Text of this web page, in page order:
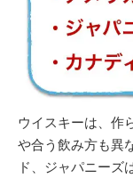
ウイスキーは、作
や合う飲み方も異
ド、ジャパニーズ